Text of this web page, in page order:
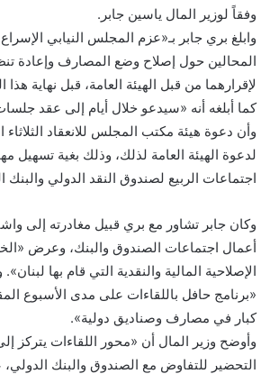
وفقاً لوزير المال ياسين جابر.
وابلغ بري جابر بـ«عزم المجلس النيابي
المحالين حول إصلاح وضع المصارف وإعادة
لإقرارهما من قبل الهيئة العامة، قبل نهاية هذا
كما أبلغه أنه «سيدعو خلال أيام إلى عقد جلسات
وأن دعوة هيئة مكتب المجلس للانعقاد
لدعوة الهيئة العامة لذلك، وذلك بغية تسهيل
اجتماعات الربيع لصندوق النقد الدولي
وكان جابر تشاور مع بري قبيل مغادرته إلى
أعمال اجتماعات الصندوق والبنك، وعرض
الإصلاحية المالية والنقدية التي قام بها
«برنامج حافل باللقاءات على مدى الأسبوع
كبار في مصارف وصناديق دولية».
وأوضح وزير المال أن «محور اللقاءات يتركز
التحضير للتفاوض مع الصندوق والبنك